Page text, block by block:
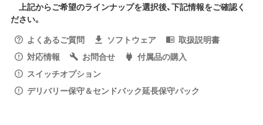
上記からご希望のラインナップを選択後、下記情報をご確認く
ださい。
よくあるご質問
ソフトウェア
取扱説明書
対応情報
お問合せ
付属品の購入
スイッチオプション
デリバリー保守＆センドバック延長保守パック